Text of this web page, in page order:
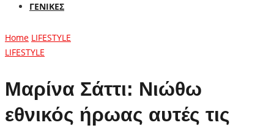
ΓΕΝΙΚΕΣ
Home LIFESTYLE
LIFESTYLE
Μαρίνα Σάττι: Νιώθω
εθνικός ήρωας αυτές τις